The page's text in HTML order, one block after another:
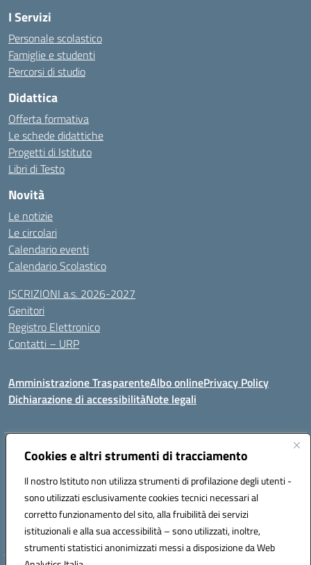
Cookies e altri strumenti di tracciamento
Il nostro Istituto non utilizza strumenti di profilazione degli utenti -
sono utilizzati esclusivamente cookies tecnici necessari al
corretto funzionamento del sito, alla fruibilità dei servizi
istituzionali e alla sua accessibilità – sono utilizzati, inoltre,
strumenti statistici anonimizzati messi a disposizione da Web
I Servizi
Personale scolastico
Famiglie e studenti
Percorsi di studio
Didattica
Offerta formativa
Le schede didattiche
Progetti di Istituto
Libri di Testo
Novità
Le notizie
Le circolari
Calendario eventi
Calendario Scolastico
ISCRIZIONI a.s. 2026-2027
Genitori
Registro Elettronico
Contatti – URP
Amministrazione TrasparenteAlbo onlinePrivacy Policy
Dichiarazione di accessibilitàNote legali
Indirizzo:Via Tiziano, 50 - 60125 Ancona
Posta elettronica certificata (PEC):anic81600p@pec.istruzione.it
Codice fiscale: 93084460422
Codice meccanografico: ANIC81600P